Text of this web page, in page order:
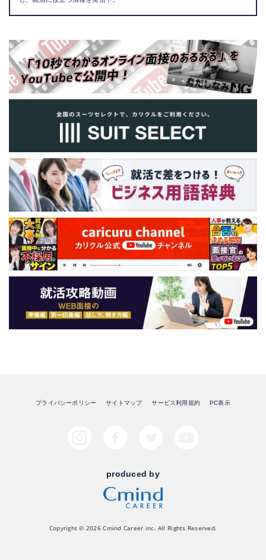
プライバシーポリシー サイトマップ サービス利用規約 PC表示
produced by
Copyright © 2026 Cmind Career inc. All Rights Reserved.